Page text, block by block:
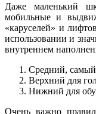
Даже маленький
мобильные и
«каруселей» и
использовании и
внутреннем
Средний,
Верхний для
Нижний для
Очень важно